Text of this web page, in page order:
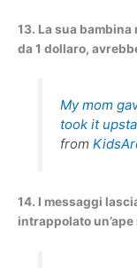
13. La sua
da 1 dollaro,
My mom
took it
from
14. I messaggi
intrappolato